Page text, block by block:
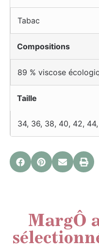
Tabac
Compositions
89 % viscose
Taille
34, 36, 38, 40, 42, 44,
MargÔ